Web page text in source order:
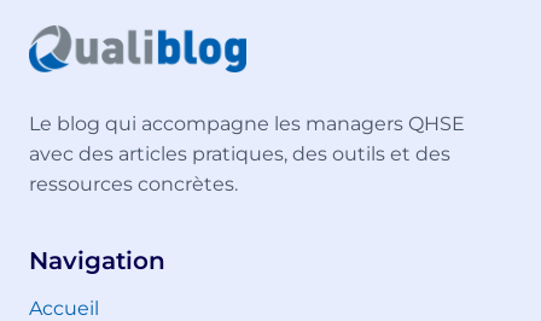
Le blog qui accompagne les managers QHSE
avec des articles pratiques, des outils et des
ressources concrètes.
Navigation
Accueil